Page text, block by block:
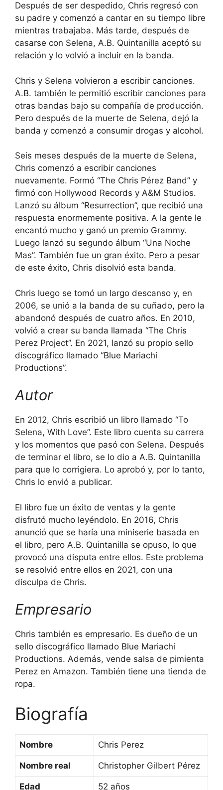
Después de ser despedido, Chris regresó con
su padre y comenzó a cantar en su tiempo libre
mientras trabajaba. Más tarde, después de
casarse con Selena, A.B. Quintanilla aceptó su
relación y lo volvió a incluir en la banda.
Chris y Selena volvieron a escribir canciones.
A.B. también le permitió escribir canciones para
otras bandas bajo su compañía de producción.
Pero después de la muerte de Selena, dejó la
banda y comenzó a consumir drogas y alcohol.
Seis meses después de la muerte de Selena,
Chris comenzó a escribir canciones
nuevamente. Formó “The Chris Pérez Band” y
firmó con Hollywood Records y A&M Studios.
Lanzó su álbum “Resurrection”, que recibió una
respuesta enormemente positiva. A la gente le
encantó mucho y ganó un premio Grammy.
Luego lanzó su segundo álbum “Una Noche
Mas”. También fue un gran éxito. Pero a pesar
de este éxito, Chris disolvió esta banda.
Chris luego se tomó un largo descanso y, en
2006, se unió a la banda de su cuñado, pero la
abandonó después de cuatro años. En 2010,
volvió a crear su banda llamada “The Chris
Perez Project”. En 2021, lanzó su propio sello
discográfico llamado “Blue Mariachi
Productions”.
Autor
En 2012, Chris escribió un libro llamado “To
Selena, With Love”. Este libro cuenta su carrera
y los momentos que pasó con Selena. Después
de terminar el libro, se lo dio a A.B. Quintanilla
para que lo corrigiera. Lo aprobó y, por lo tanto,
Chris lo envió a publicar.
El libro fue un éxito de ventas y la gente
disfrutó mucho leyéndolo. En 2016, Chris
anunció que se haría una miniserie basada en
el libro, pero A.B. Quintanilla se opuso, lo que
provocó una disputa entre ellos. Este problema
se resolvió entre ellos en 2021, con una
disculpa de Chris.
Empresario
Chris también es empresario. Es dueño de un
sello discográfico llamado Blue Mariachi
Productions. Además, vende salsa de pimienta
Perez en Amazon. También tiene una tienda de
ropa.
Biografía
Nombre Chris Perez
Nombre real Christopher Gilbert Pérez
Edad 52 años